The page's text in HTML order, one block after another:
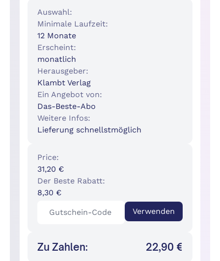
Auswahl:
Minimale Laufzeit:
12 Monate
Erscheint:
monatlich
Herausgeber:
Klambt Verlag
Ein Angebot von:
Das-Beste-Abo
Weitere Infos:
Lieferung schnellstmöglich
Price:
31,20 €
Der Beste Rabatt:
8,30 €
Verwenden
Zu Zahlen: 22,90 €